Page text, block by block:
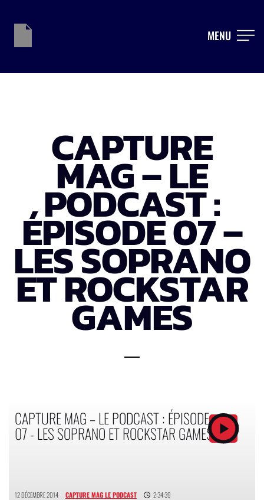
MENU
CAPTURE
MAG – LE
PODCAST :
ÉPISODE 07 –
LES SOPRANO
ET ROCKSTAR
GAMES
CAPTURE MAG – LE PODCAST : ÉPISODE
07 - LES SOPRANO ET ROCKSTAR GAMES
12 DÉCEMBRE 2014 CAPTURE MAG LE PODCAST 2:34:39